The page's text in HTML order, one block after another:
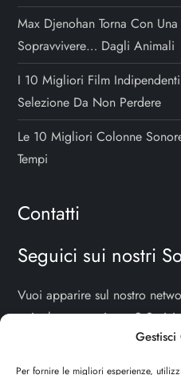
Gestisci
Per fornire le migliori esperienze,
Max Djenohan Torna Con
Sopravvivere… Dagli Animali
I 10 Migliori Film
Selezione Da Non Perdere
Le 10 Migliori Colonne
Tempi
Contatti
Seguici sui nostri
Vuoi apparire sul nostro
articolo sponsorizzato?
TI ASPETTIAMO!